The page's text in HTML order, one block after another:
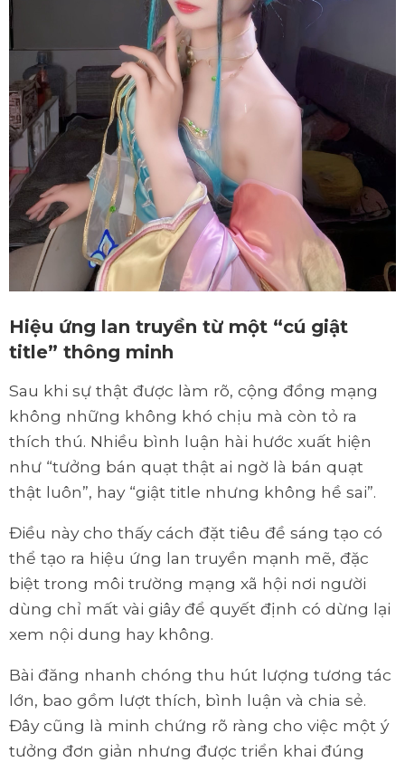
Hiệu ứng lan truyền từ một “cú giật
title” thông minh
Sau khi sự thật được làm rõ, cộng đồng mạng
không những không khó chịu mà còn tỏ ra
thích thú. Nhiều bình luận hài hước xuất hiện
như “tưởng bán quạt thật ai ngờ là bán quạt
thật luôn”, hay “giật title nhưng không hề sai”.
Điều này cho thấy cách đặt tiêu đề sáng tạo có
thể tạo ra hiệu ứng lan truyền mạnh mẽ, đặc
biệt trong môi trường mạng xã hội nơi người
dùng chỉ mất vài giây để quyết định có dừng lại
xem nội dung hay không.
Bài đăng nhanh chóng thu hút lượng tương tác
lớn, bao gồm lượt thích, bình luận và chia sẻ.
Đây cũng là minh chứng rõ ràng cho việc một ý
tưởng đơn giản nhưng được triển khai đúng